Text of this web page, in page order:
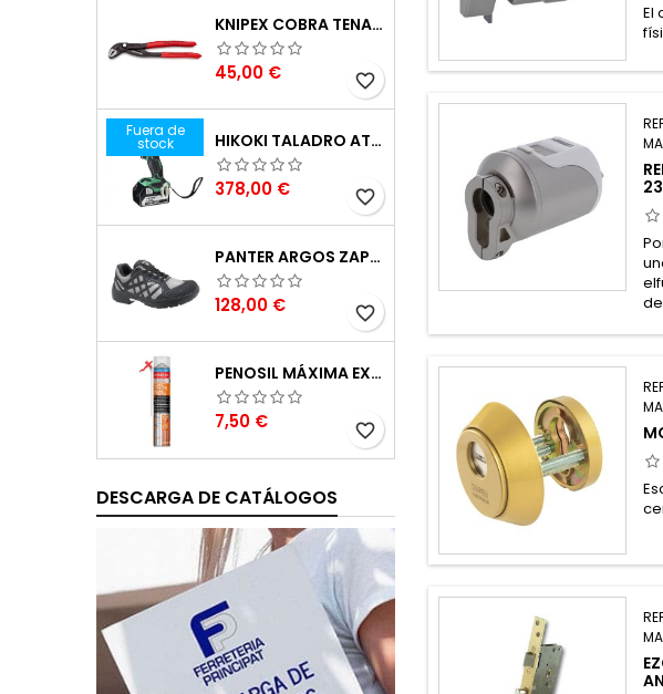
KNIPEX COBRA TENAZAS PARA BOMBA DE AGUA 87 01 250
Precio
45,00 € favorite_border
Fuera de
stock HIKOKI TALADRO ATORNILLADOR BATERÍA 18V DV18DBSLWFZ
Precio
378,00 € favorite_border
PANTER ARGOS ZAPATILLAS DE SEGURIDAD S3 GRIS REFLECTOR TALLA 48
Precio
128,00 € favorite_border
PENOSIL MÁXIMA EXPANSIÓN ESPUMA DE POLIURETANO 750ML
Precio
7,50 € favorite_border
DESCARGA DE CATÁLOGOS
El